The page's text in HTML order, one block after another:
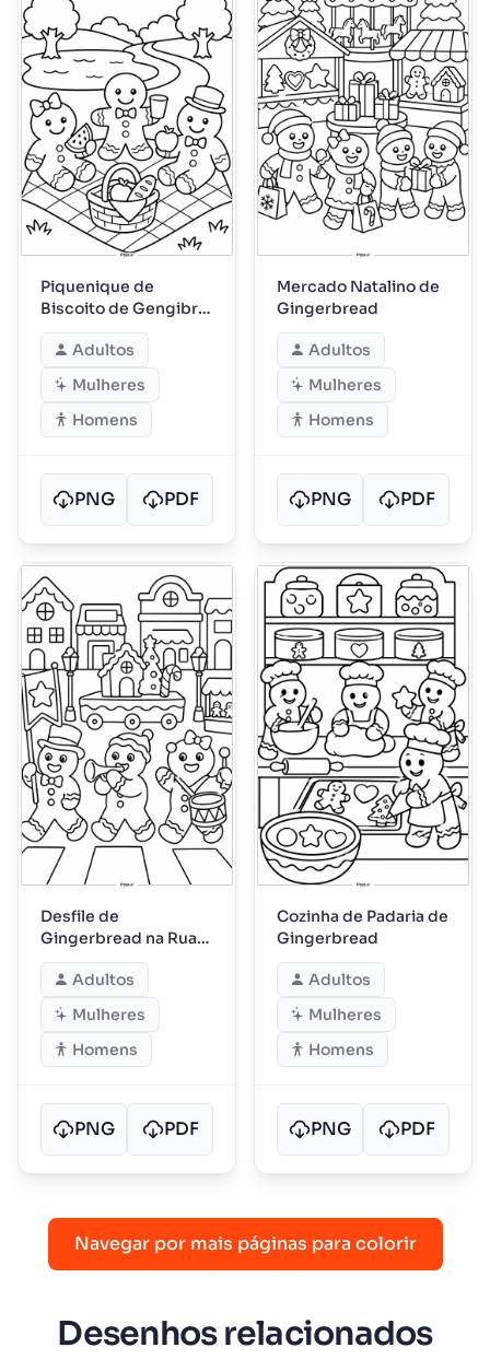
Piquenique de
Biscoito de Gengibre
no Parque
Adultos
Mulheres
Homens
PNG PDF
Mercado Natalino de
Gingerbread
Adultos
Mulheres
Homens
PNG PDF
Desfile de
Gingerbread na Rua
Principal
Adultos
Mulheres
Homens
PNG PDF
Cozinha de Padaria de
Gingerbread
Adultos
Mulheres
Homens
PNG PDF
Navegar por mais páginas para colorir
Desenhos relacionados